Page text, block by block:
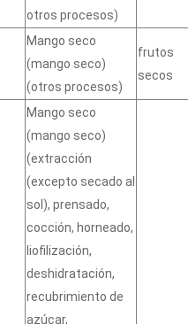
otros procesos)
Mango seco
(mango seco)
(otros procesos)
frutos
secos
Mango seco
(mango seco)
(extracción
(excepto secado al
sol), prensado,
cocción, horneado,
liofilización,
deshidratación,
recubrimiento de
azúcar,